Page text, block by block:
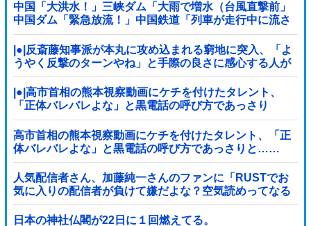
中国「大洪水！」三峡ダム「大雨で増水（台風直撃前」
中国ダム「緊急放流！」中国鉄道「列車が走行中に流さ
れる」中国避難所「支援物資は有料です」謎の勢力
「え」→
|●|反斎藤知事派が本丸に攻め込まれる窮地に突入、「よ
うやく反撃のターンやね」と手際の良さに感心する人が
続出中
|●|高市首相の熊本視察動画にケチを付けたタレント、
「正体バレバレよな」と黒電話の呼び方であっさり
と……
高市首相の熊本視察動画にケチを付けたタレント、「正
体バレバレよな」と黒電話の呼び方であっさりと……
人気配信者さん、加藤純一さんのファンに「RUSTでお
気に入りの配信者が負けて嫌だよな？空気読めってなる
よな？その結果がVCR。お前らVCR向いて...
日本の神社仏閣が22日に１回燃えてる。